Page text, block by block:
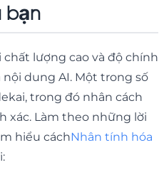
bạn
lượng cao và độ chính
nội dung AI. Một trong số
trong đó nhân cách
xác. Làm theo những lời
hiểu cáchNhân tính hóa